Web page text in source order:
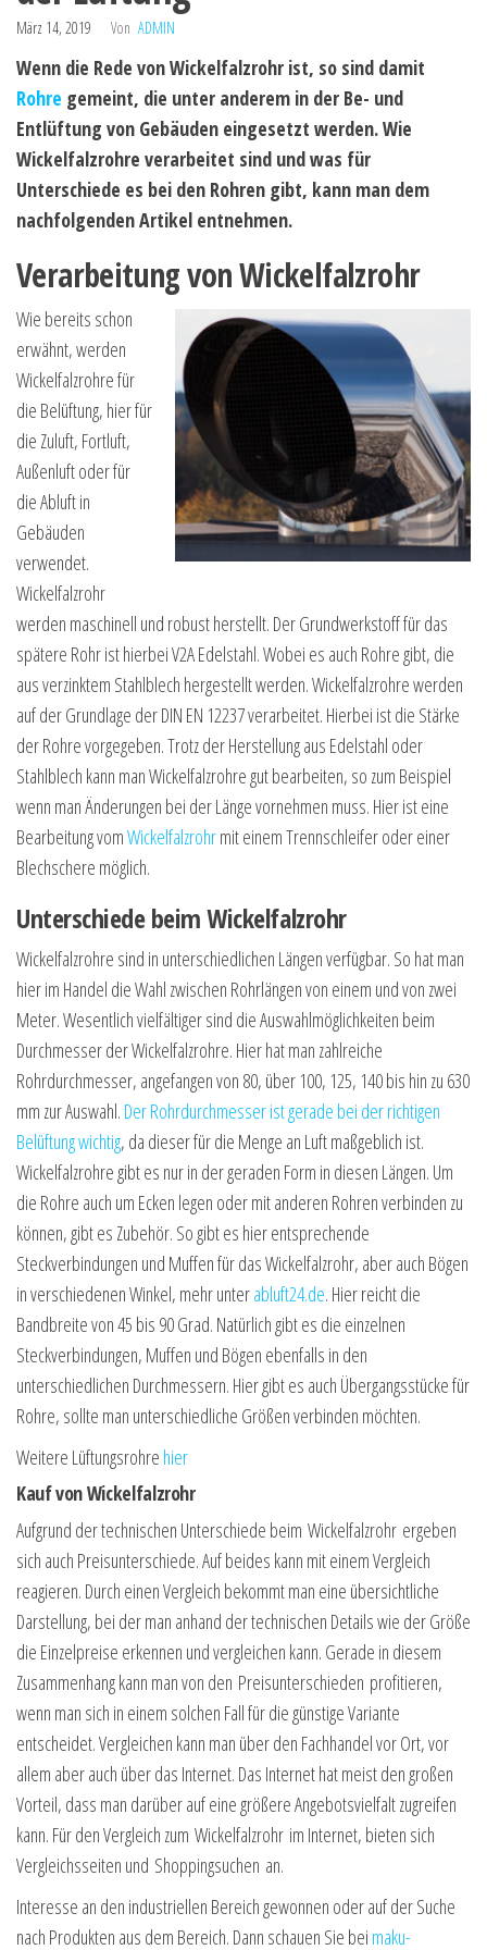
März 14, 2019 Von ADMIN
Wenn die Rede von Wickelfalzrohr ist, so sind damit
Rohre gemeint, die unter anderem in der Be- und
Entlüftung von Gebäuden eingesetzt werden. Wie
Wickelfalzrohre verarbeitet sind und was für
Unterschiede es bei den Rohren gibt, kann man dem
nachfolgenden Artikel entnehmen.
Verarbeitung von Wickelfalzrohr
Wie bereits schon
erwähnt, werden
Wickelfalzrohre für
die Belüftung, hier für
die Zuluft, Fortluft,
Außenluft oder für
die Abluft in
Gebäuden
verwendet.
Wickelfalzrohr
werden maschinell und robust herstellt. Der Grundwerkstoff für das
spätere Rohr ist hierbei V2A Edelstahl. Wobei es auch Rohre gibt, die
aus verzinktem Stahlblech hergestellt werden. Wickelfalzrohre werden
auf der Grundlage der DIN EN 12237 verarbeitet. Hierbei ist die Stärke
der Rohre vorgegeben. Trotz der Herstellung aus Edelstahl oder
Stahlblech kann man Wickelfalzrohre gut bearbeiten, so zum Beispiel
wenn man Änderungen bei der Länge vornehmen muss. Hier ist eine
Bearbeitung vomWickelfalzrohrmit einem Trennschleifer oder einer
Blechschere möglich.
Unterschiede beim Wickelfalzrohr
Wickelfalzrohre sind in unterschiedlichen Längen verfügbar. So hat man
hier im Handel die Wahl zwischen Rohrlängen von einem und von zwei
Meter. Wesentlich vielfältiger sind die Auswahlmöglichkeiten beim
Durchmesser der Wickelfalzrohre. Hier hat man zahlreiche
Rohrdurchmesser, angefangen von 80, über 100, 125, 140 bis hin zu 630
mm zur Auswahl. Der Rohrdurchmesser ist gerade bei der richtigen
Belüftung wichtig, da dieser für die Menge an Luft maßgeblich ist.
Wickelfalzrohre gibt es nur in der geraden Form in diesen Längen. Um
die Rohre auch um Ecken legen oder mit anderen Rohren verbinden zu
können, gibt es Zubehör. So gibt es hier entsprechende
Steckverbindungen und Muffen für das Wickelfalzrohr, aber auch Bögen
in verschiedenen Winkel, mehr unterabluft24.de. Hier reicht die
Bandbreite von 45 bis 90 Grad. Natürlich gibt es die einzelnen
Steckverbindungen, Muffen und Bögen ebenfalls in den
unterschiedlichen Durchmessern. Hier gibt es auch Übergangsstücke für
Rohre, sollte man unterschiedliche Größen verbinden möchten.
Weitere Lüftungsrohre hier
Kauf von Wickelfalzrohr
Aufgrund der technischen Unterschiede beim Wickelfalzrohr ergeben
sich auch Preisunterschiede. Auf beides kann mit einem Vergleich
reagieren. Durch einen Vergleich bekommt man eine übersichtliche
Darstellung, bei der man anhand der technischen Details wie der Größe
die Einzelpreise erkennen und vergleichen kann. Gerade in diesem
Zusammenhang kann man von den Preisunterschieden profitieren,
wenn man sich in einem solchen Fall für die günstige Variante
entscheidet. Vergleichen kann man über den Fachhandel vor Ort, vor
allem aber auch über das Internet. Das Internet hat meist den großen
Vorteil, dass man darüber auf eine größere Angebotsvielfalt zugreifen
kann. Für den Vergleich zum Wickelfalzrohr im Internet, bieten sich
Vergleichsseiten und Shoppingsuchen an.
Interesse an den industriellen Bereich gewonnen oder auf der Suche
nach Produkten aus dem Bereich. Dann schauen Sie bei maku-